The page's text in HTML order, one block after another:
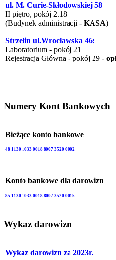
ul. M. Curie-Skłodowskiej 58
II piętro, pokój 2.18
(Budynek administracji - KASA)
Strzelin ul.Wrocławska 46:
Laboratorium - pokój 21
Rejestracja Główna - pokój 29 -
Numery Kont Bankowych
Bieżące konto bankowe
48 1130 1033 0018 8007 3520 0002
Konto bankowe dla darowizn
85 1130 1033 0018 8007 3520 0015
Wykaz darowizn
Wykaz darowizn za 2023r.